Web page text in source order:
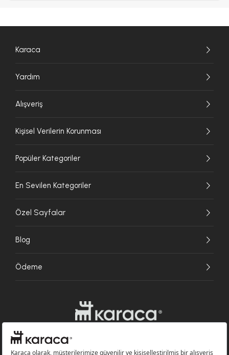
Karaca
Yardım
Alışveriş
Kişisel Verilerin Korunması
Popüler Kategoriler
En Sevilen Kategoriler
Özel Sayfalar
Blog
Ödeme